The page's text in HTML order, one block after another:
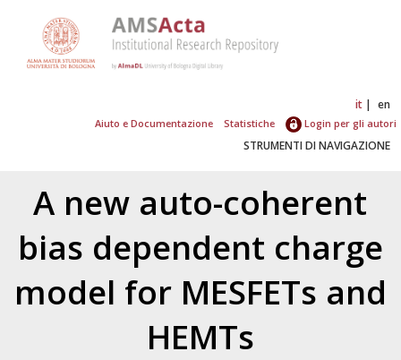
it en
Aiuto e Documentazione Statistiche Login per gli autori
STRUMENTI DI NAVIGAZIONE
A new auto-coherent
bias dependent charge
model for MESFETs and
HEMTs